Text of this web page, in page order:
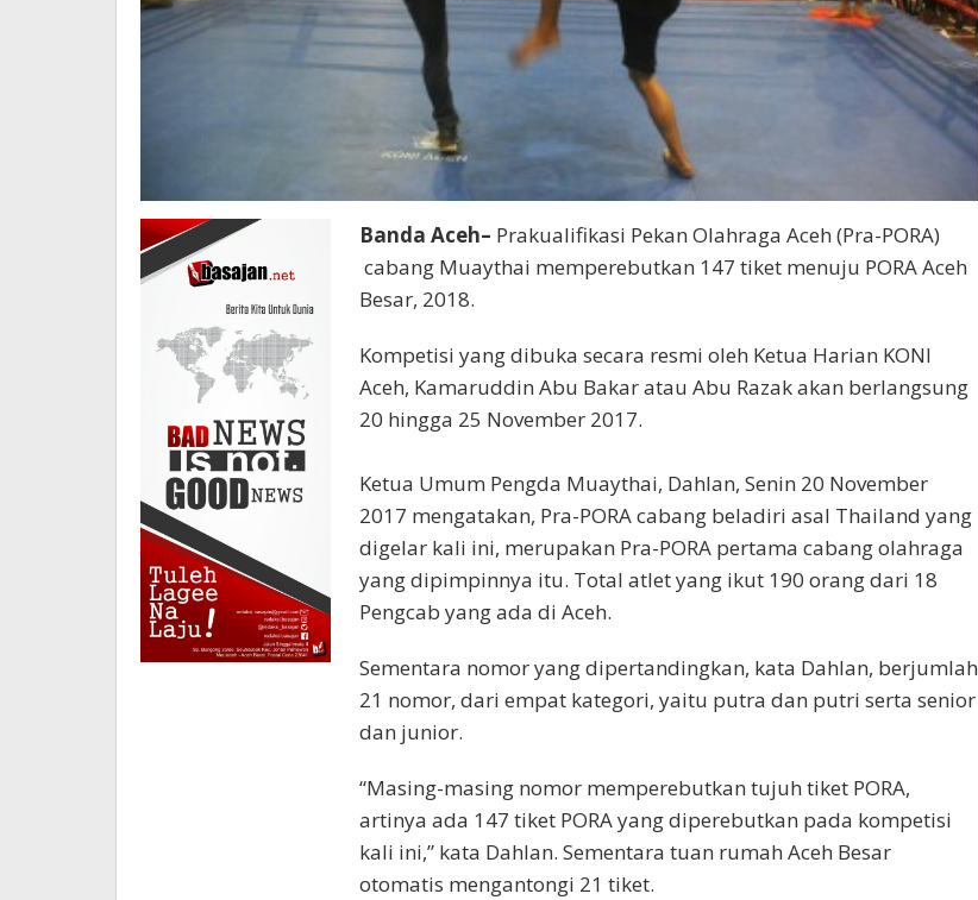
Banda Aceh– Prakualifikasi Pekan Olahraga Aceh (Pra-PORA)
cabang Muaythai memperebutkan 147 tiket menuju PORA Aceh
Besar, 2018.
Kompetisi yang dibuka secara resmi oleh Ketua Harian KONI
Aceh, Kamaruddin Abu Bakar atau Abu Razak akan berlangsung
20 hingga 25 November 2017.
Ketua Umum Pengda Muaythai, Dahlan, Senin 20 November
2017 mengatakan, Pra-PORA cabang beladiri asal Thailand yang
digelar kali ini, merupakan Pra-PORA pertama cabang olahraga
yang dipimpinnya itu. Total atlet yang ikut 190 orang dari 18
Pengcab yang ada di Aceh.
Sementara nomor yang dipertandingkan, kata Dahlan, berjumlah
21 nomor, dari empat kategori, yaitu putra dan putri serta senior
dan junior.
“Masing-masing nomor memperebutkan tujuh tiket PORA,
artinya ada 147 tiket PORA yang diperebutkan pada kompetisi
kali ini,” kata Dahlan. Sementara tuan rumah Aceh Besar
otomatis mengantongi 21 tiket.